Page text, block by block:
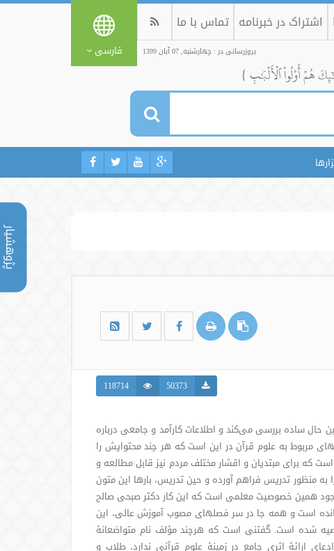
پژوهشیار
اشتراک در خبرنامه تماس با ما
بروزرسانی در : چهارشنبه, 07 آبان 1399 فارسی
هُمۡ أُوْلُواْ ٱلۡأَلۡبَٰبِ }
50373
118714
حال ساده بررسی می‌کند و اطلاعات کارآمد و جامعی درباره
مربوط به علوم قرآن در این است که هر چند محتوایش را
برای مبتدیان و اقشار مختلف مردم نیز قابل مطالعه و
منظور تدریس فراهم آورده و حین تدریس، بارها این متون
همین خصوصیت معلمی است که این کار دکتر صبحی صالح
است و همه جا در سر فصلهای مصوب آموزش عالی، این
شده است. گفتنی است که هرچند مؤلف نام متواضعانۀ
ارائۀ اثری جامع در زمینۀ علوم قرآنی ندارد، طلاب و